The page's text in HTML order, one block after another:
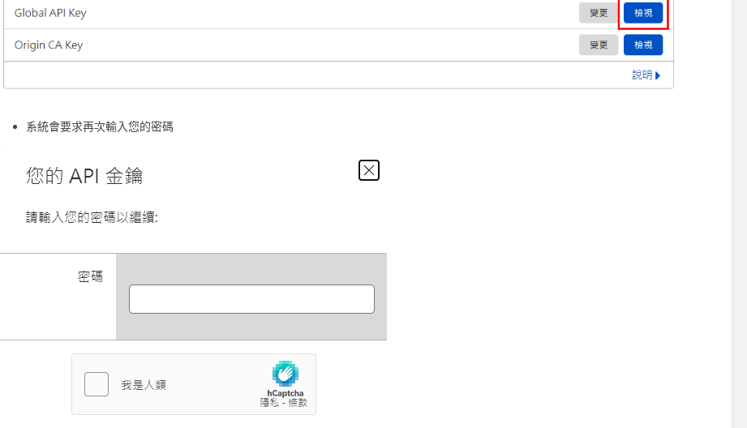
系統會要求再次輸入您的密碼